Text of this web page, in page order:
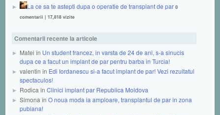
La ce sa te astepti dupa o operatie de transplant de par 0
comentarii | 17,818 vizite
Comentarii recente la articole
Matei în Un student francez, in varsta de 24 de ani, s-a sinucis
dupa ce a facut un implant de par pentru barba in Turcia!
valentin în Edi Iordanescu si-a facut implant de par! Vezi rezultatul
spectaculos!
Rodica în Clinici implant par Republica Moldova
Simona în O noua moda ia amploare, transplantul de par in zona
pubiana!